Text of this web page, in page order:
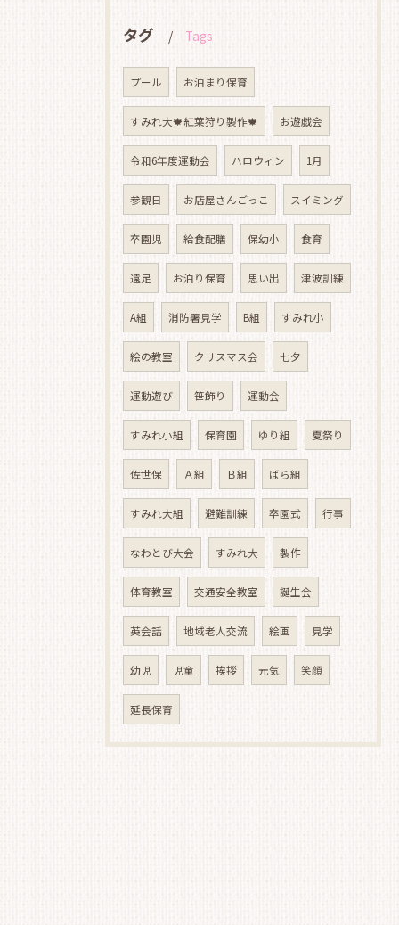
タグ Tags
プール お泊まり保育
すみれ大🍁紅葉狩り製作🍁 お遊戯会
令和6年度運動会 ハロウィン 1月
参観日 お店屋さんごっこ スイミング
卒園児 給食配膳 保幼小 食育
遠足 お泊り保育 思い出 津波訓練
A組 消防署見学 B組 すみれ小
絵の教室 クリスマス会 七夕
運動遊び 笹飾り 運動会
すみれ小組 保育園 ゆり組 夏祭り
佐世保 Ａ組 Ｂ組 ばら組
すみれ大組 避難訓練 卒園式 行事
なわとび大会 すみれ大 製作
体育教室 交通安全教室 誕生会
英会話 地域老人交流 絵画 見学
幼児 児童 挨拶 元気 笑顔
延長保育